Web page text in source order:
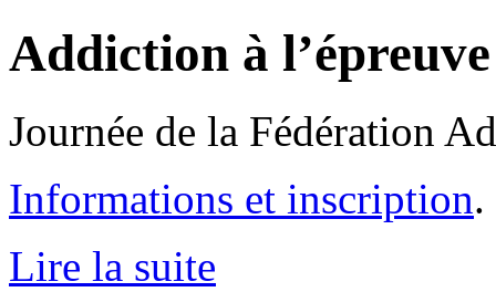
Addiction à
Journée de la Fédération
Informations et inscription.
Lire la suite